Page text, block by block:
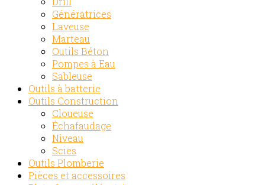
Génératrices
Laveuse
Marteau
Outils Béton
Pompes à Eau
Sableuse
Outils à batterie
Outils Construction
Cloueuse
Échafaudage
Niveau
Scies
Outils Plomberie
Pièces et accessoires